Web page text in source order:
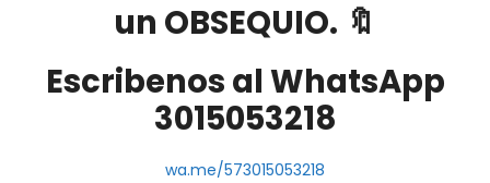
un OBSEQUIO. 🔖
Escribenos al WhatsApp
3015053218
wa.me/573015053218